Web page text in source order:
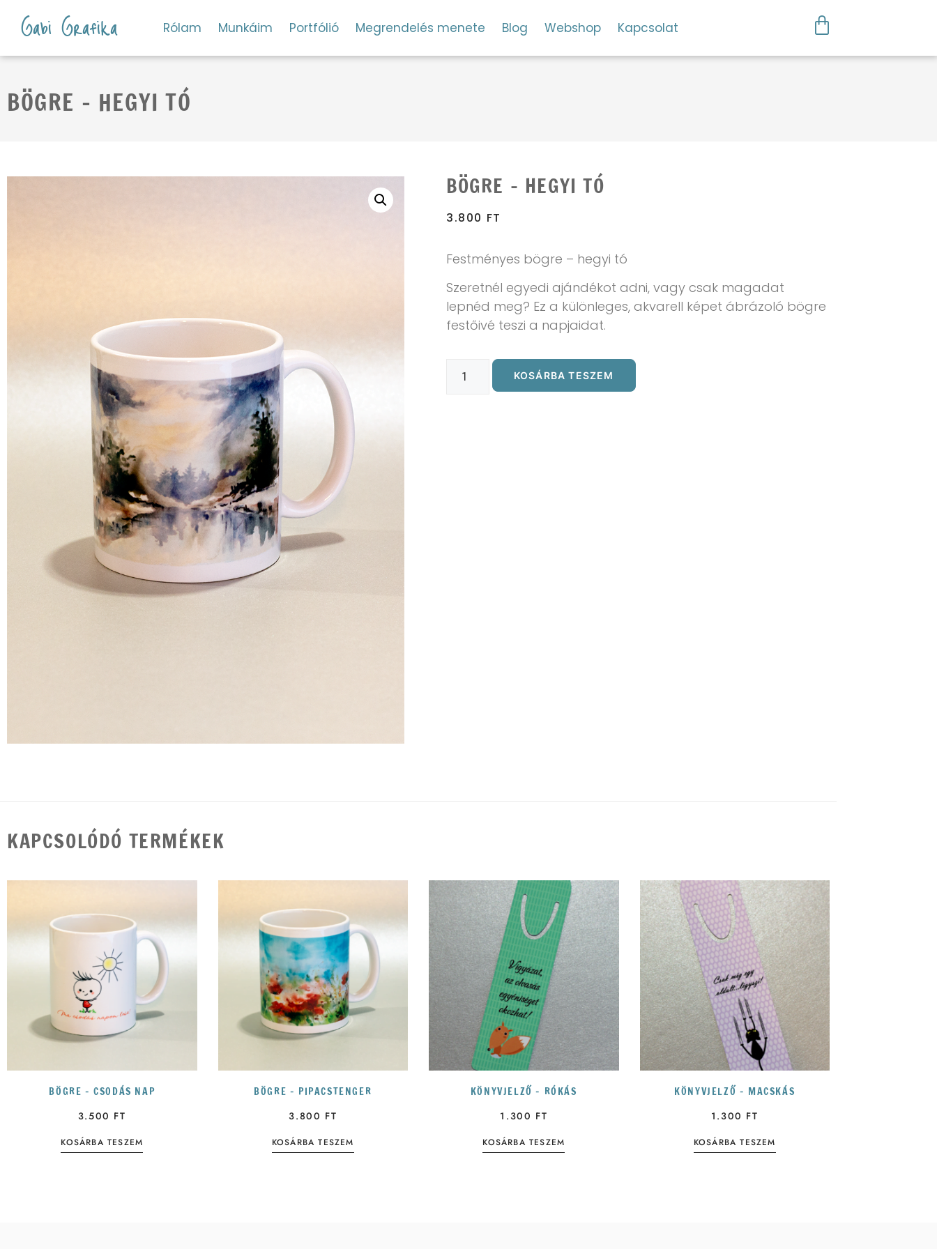
Gabi Grafika Rólam Munkáim Portfólió Megrendelés menete Blog Webshop Kapcsolat
BÖGRE – HEGYI TÓ
BÖGRE – HEGYI TÓ
3.800 FT
Festményes bögre – hegyi tó
Szeretnél egyedi ajándékot adni, vagy csak magadat
lepnéd meg? Ez a különleges, akvarell képet ábrázoló bögre
festőivé teszi a napjaidat.
KOSÁRBA TESZEM
KAPCSOLÓDÓ TERMÉKEK
BÖGRE – CSODÁS NAP
3.500 FT
KOSÁRBA TESZEM
BÖGRE – PIPACSTENGER
3.800 FT
KOSÁRBA TESZEM
KÖNYVJELZŐ – RÓKÁS
1.300 FT
KOSÁRBA TESZEM
KÖNYVJELZŐ – MACSKÁS
1.300 FT
KOSÁRBA TESZEM